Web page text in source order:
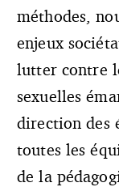
méthodes,
enjeux
lutter contre
sexuelles
direction des
toutes les
de la